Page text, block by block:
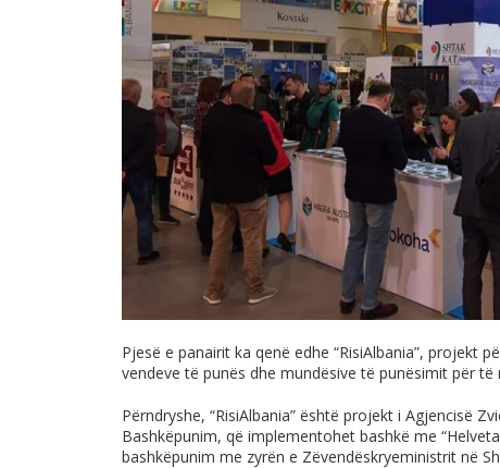
Pjesë e panairit ka qenë edhe “RisiAlbania”, projekt
vendeve të punës dhe mundësive të punësimit për
Përndryshe, “RisiAlbania” është projekt i Agjencisë
Bashkëpunim, që implementohet bashkë me
bashkëpunim me zyrën e Zëvendëskryeministrit në